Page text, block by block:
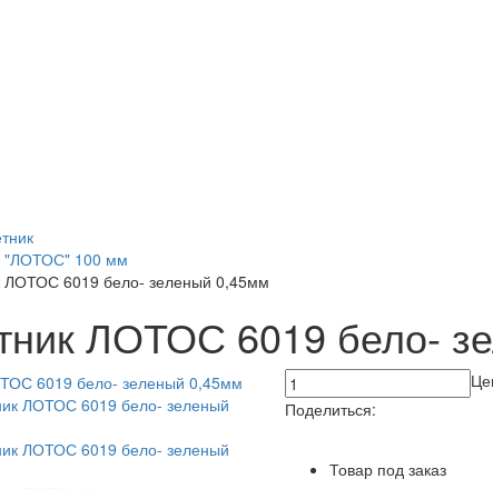
"ЛОТОС" 100 мм
ЛОТОС 6019 бело- зеленый 0,45мм
ЛОТОС 6019 бело-
Поделиться:
Товар под заказ